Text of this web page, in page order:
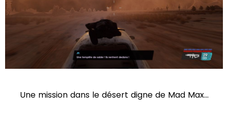
Une mission dans le désert digne de Mad Max...